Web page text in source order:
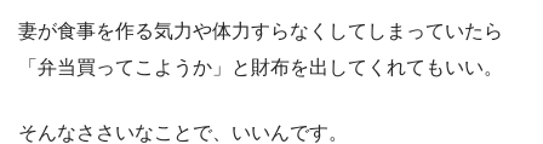
妻が食事を作る気力や体力すらなくしてしまっていたら
「弁当買ってこようか」と財布を出してくれてもいい。
そんなささいなことで、いいんです。